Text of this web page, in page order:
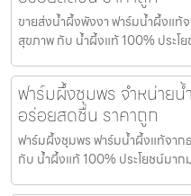
ขายส่งน้ำผึ้งพังงา ฟาร์มน้ำผึ้งแท้
สุขภาพ กับ น้ำผึ้งแท้ 100% ประโ
ฟาร์มผึ้งชุมพร จำหน่าย
อร่อยสดชื่น ราคาถูก
ฟาร์มผึ้งชุมพร ฟาร์มน้ำผึ้งแท้จาก
กับ น้ำผึ้งแท้ 100% ประโยชน์มาก